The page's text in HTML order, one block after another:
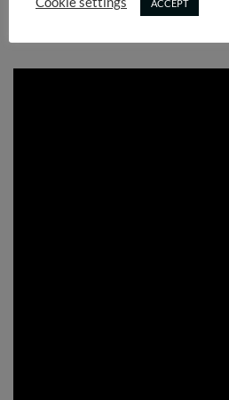
culoarea pe care o vedeti in
cont de cifra nu de denumire!
ACCEPT